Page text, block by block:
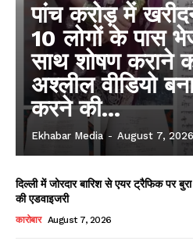
पांच करोड़ में
10 लोगों के पास
साथ शोषण कराने
अश्लील वीडियो
करने की...
Ekhabar Media - August 7, 2026
दिल्ली में जोरदार बारिश से एयर ट्रैफिक पर
की एडवाइजरी
कारोबार August 7, 2026